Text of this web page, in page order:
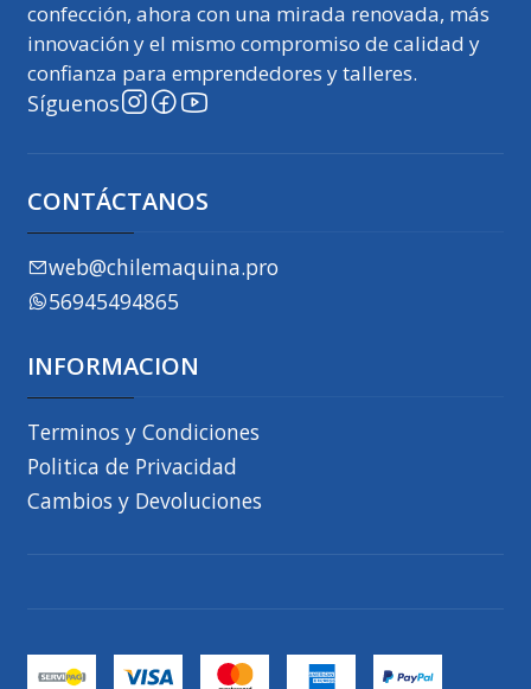
confección, ahora con una mirada renovada, más
innovación y el mismo compromiso de calidad y
confianza para emprendedores y talleres.
Síguenos
CONTÁCTANOS
web@chilemaquina.pro
56945494865
INFORMACION
Terminos y Condiciones
Politica de Privacidad
Cambios y Devoluciones